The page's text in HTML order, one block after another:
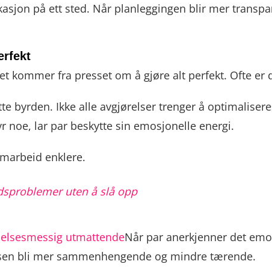
på ett sted. Når planleggingen blir mer
kommer fra presset om å gjøre alt perfekt. Ofte er
byrden. Ikke alle avgjørelser trenger å
noe, lar par beskytte sin emosjonelle energi.
enklere.
uten å slå opp
utmattendeNår par anerkjenner det
bli mer sammenhengende og mindre tærende.